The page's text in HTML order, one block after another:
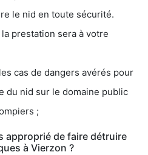
le nid en toute sécurité.
prestation sera à votre
cas de dangers avérés pour
du nid sur le domaine public
;
approprié de faire détruire
à Vierzon ?